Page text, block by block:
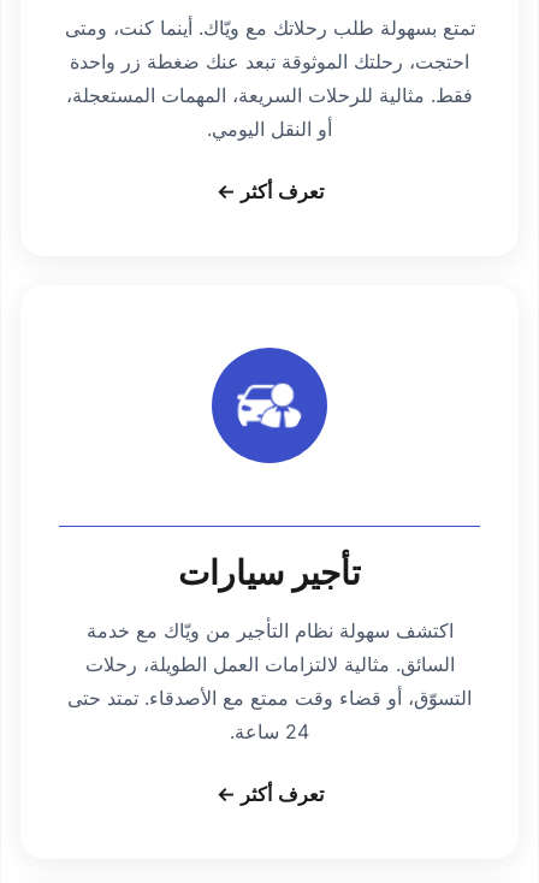
تمتع بسهولة طلب رحلاتك مع ويّاك. أينما كنت، ومتى
احتجت، رحلتك الموثوقة تبعد عنك ضغطة زر واحدة
فقط. مثالية للرحلات السريعة، المهمات المستعجلة،
أو النقل اليومي.
تعرف أكثر ←
تأجير سيارات
اكتشف سهولة نظام التأجير من ويّاك مع خدمة
السائق. مثالية لالتزامات العمل الطويلة، رحلات
التسوّق، أو قضاء وقت ممتع مع الأصدقاء. تمتد حتى
24 ساعة.
تعرف أكثر ←